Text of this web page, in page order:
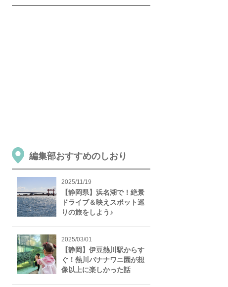
編集部おすすめのしおり
2025/11/19
【静岡県】浜名湖で！絶景
ドライブ＆映えスポット巡
りの旅をしよう♪
2025/03/01
【静岡】伊豆熱川駅からす
ぐ！熱川バナナワニ園が想
像以上に楽しかった話